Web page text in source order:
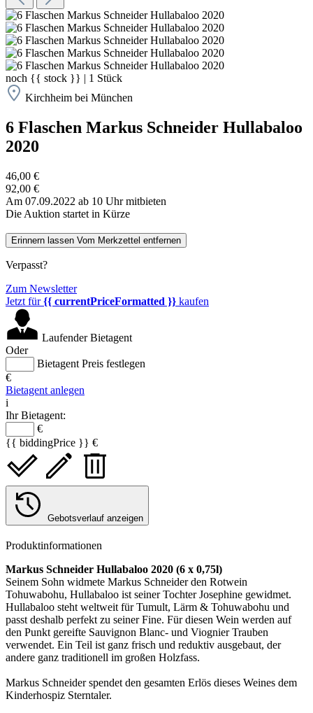
noch {{ stock }} | 1 Stück
Kirchheim bei München
6 Flaschen Markus Schneider Hullabaloo
2020
46,00 €
92,00 €
Am 07.09.2022 ab 10 Uhr mitbieten
Die Auktion startet in Kürze
Erinnern lassen Vom Merkzettel entfernen
Verpasst?
Zum Newsletter
Jetzt für{{ currentPriceFormatted }} kaufen
Laufender Bietagent
Oder
Bietagent Preis festlegen
€
Bietagent anlegen
i
Ihr Bietagent:
€
{{ biddingPrice }} €
Gebotsverlauf anzeigen
Produktinformationen
Markus Schneider Hullabaloo 2020 (6 x 0,75l)
Seinem Sohn widmete Markus Schneider den Rotwein
Tohuwabohu, Hullabaloo ist seiner Tochter Josephine gewidmet.
Hullabaloo steht weltweit für Tumult, Lärm & Tohuwabohu und
passt deshalb perfekt zu seiner Fine. Für diesen Wein werden auf
den Punkt gereifte Sauvignon Blanc- und Viognier Trauben
verwendet. Ein Teil ist ganz frisch und reduktiv ausgebaut, der
andere ganz traditionell im großen Holzfass.
Markus Schneider spendet den gesamten Erlös dieses Weines dem
Kinderhospiz Sterntaler.